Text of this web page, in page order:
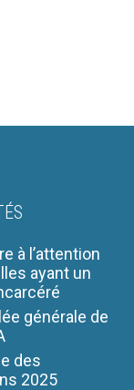
à l’attention
ayant un
générale de
des
2025